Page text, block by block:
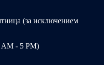
(за исключением
AM - 5 PM)